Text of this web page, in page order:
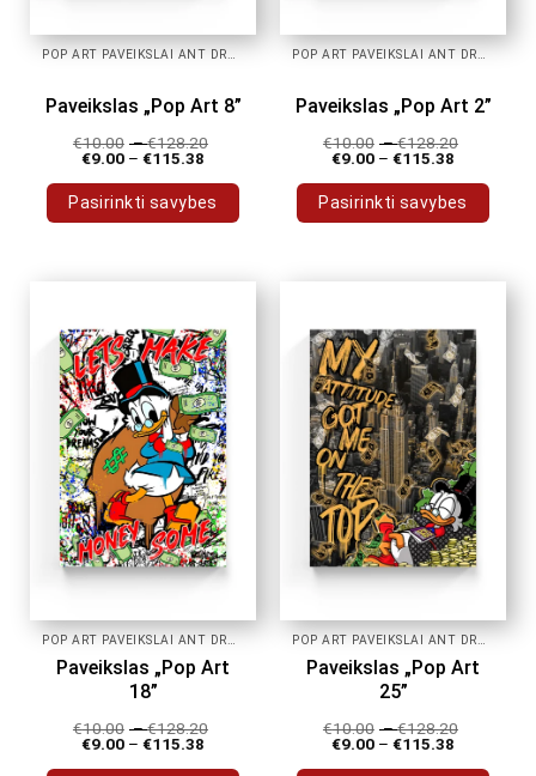
Paveikslas „Pop Art 8”
€10.00 –€128.20
€9.00 – €115.38
Pasirinkti savybes
variants.
The
options
may
be
chosen
on
the
product
page
Paveikslas „Pop Art 2”
€10.00 –€128.20
€9.00 – €115.38
Pasirinkti savybes
variants.
The
options
may
be
chosen
on
the
product
page
Paveikslas „Pop Art
18”
€10.00 –€128.20
€9.00 – €115.38
Paveikslas „Pop Art
25”
€10.00 –€128.20
€9.00 – €115.38